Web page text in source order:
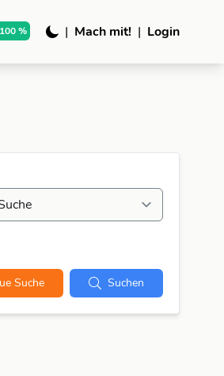
% | Mach mit! | Login
Suche Suchen